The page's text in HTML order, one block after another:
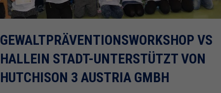
GEWALTPRÄVENTIONSWORKSHOP VS
HALLEIN STADT-UNTERSTÜTZT VON
HUTCHISON 3 AUSTRIA GMBH